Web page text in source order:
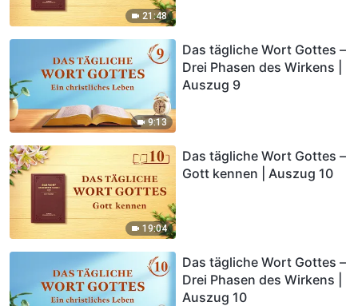
21:48
9:13
Das tägliche Wort Gottes –
Drei Phasen des Wirkens |
Auszug 9
19:04
Das tägliche Wort Gottes –
Gott kennen | Auszug 10
Das tägliche Wort Gottes –
Drei Phasen des Wirkens |
Auszug 10